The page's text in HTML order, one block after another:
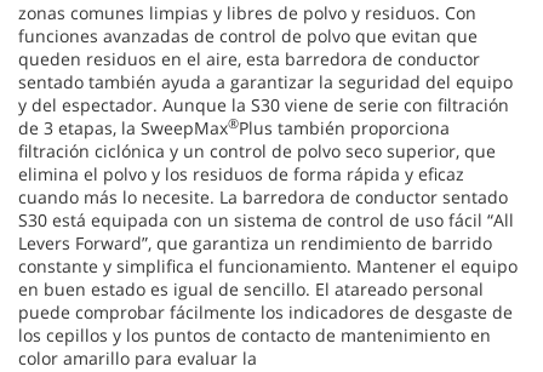
zonas comunes limpias y libres de polvo y residuos. Con
funciones avanzadas de control de polvo que evitan que
queden residuos en el aire, esta barredora de conductor
sentado también ayuda a garantizar la seguridad del equipo
y del espectador. Aunque la S30 viene de serie con filtración
de 3 etapas, la SweepMax®Plus también proporciona
filtración ciclónica y un control de polvo seco superior, que
elimina el polvo y los residuos de forma rápida y eficaz
cuando más lo necesite. La barredora de conductor sentado
S30 está equipada con un sistema de control de uso fácil “All
Levers Forward”, que garantiza un rendimiento de barrido
constante y simplifica el funcionamiento. Mantener el equipo
en buen estado es igual de sencillo. El atareado personal
puede comprobar fácilmente los indicadores de desgaste de
los cepillos y los puntos de contacto de mantenimiento en
color amarillo para evaluar la